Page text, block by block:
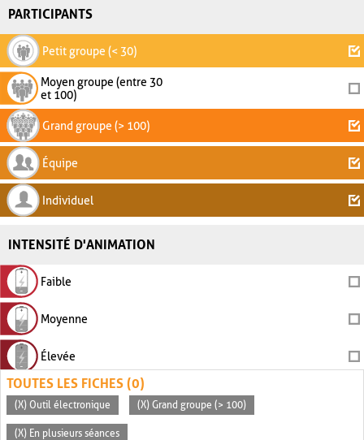
PARTICIPANTS
Petit groupe (< 30)
Moyen groupe (entre 30
et 100)
Grand groupe (> 100)
Équipe
Individuel
INTENSITÉ D'ANIMATION
Faible
Moyenne
Élevée
TOUTES LES FICHES (0)
(X) Outil électronique (X) Grand groupe (> 100)
(X) En plusieurs séances